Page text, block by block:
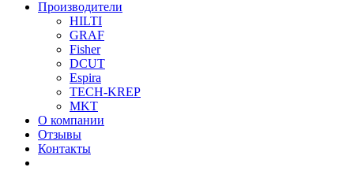
Производители
HILTI
GRAF
Fisher
DCUT
Espira
TECH-KREP
MKT
О компании
Отзывы
Контакты